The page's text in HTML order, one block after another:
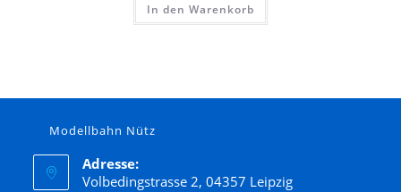
In den Warenkorb
Modellbahn Nütz
Adresse:
Volbedingstrasse 2, 04357 Leipzig